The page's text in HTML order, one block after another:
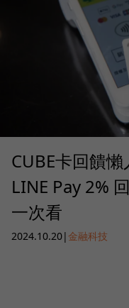
CUBE卡回饋懶
LINE Pay 2%
一次看
2024.10.20|金融科技